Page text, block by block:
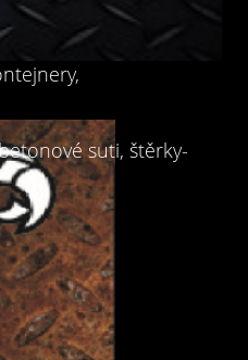
suti, štěrky-